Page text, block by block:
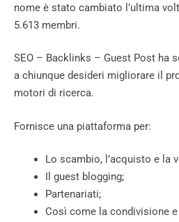
nome è stato cambiato l’ultima
5.613 membri.
SEO – Backlinks – Guest Post ha
a chiunque desideri migliorare il
motori di ricerca.
Fornisce una piattaforma per:
Lo scambio, l’acquisto e la
Il guest blogging;
Partenariati;
Così come la condivisione